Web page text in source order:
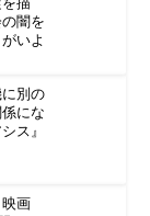
描
闇を
いよ
別の
にな
ス』
画